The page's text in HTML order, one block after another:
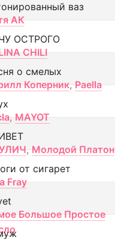
ваз
АК
ОСТРОГО
CHILI
о смелых
Коперник, Paella
, MAYOT
, Молодой Платон
от сигарет
Fray
Большое Простое